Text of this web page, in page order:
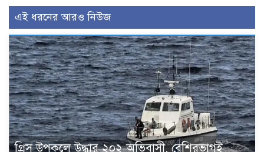
এই ধরনের আরও নিউজ
গ্রিস উপকূলে উদ্ধার ২০২ অভিবাসী, বেশিরভাগই